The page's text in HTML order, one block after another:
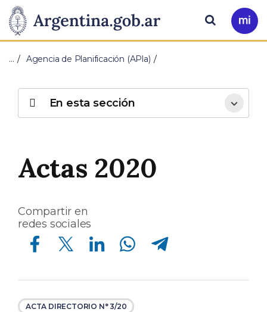
Presidencia
de
Nación
Pasar al contenido principal
Ir
a
Buscar
… Agencia de Planificación (APla)
Actas 2020
Compartir en
redes sociales
Compartir en Facebook Compartir en Twitter Compartir en Linkedin Compartir en Whatsapp Compartir en Telegram
ACTA DIRECTORIO N° 3/20
En esta sección